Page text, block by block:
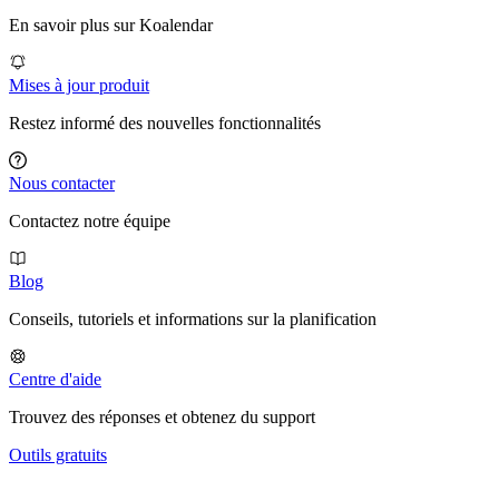
En savoir plus sur Koalendar
Mises à jour produit
Restez informé des nouvelles fonctionnalités
Nous contacter
Contactez notre équipe
Blog
Conseils, tutoriels et informations sur la planification
Centre d'aide
Trouvez des réponses et obtenez du support
Outils gratuits